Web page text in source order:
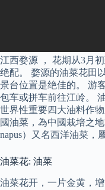
江西婺源 ， 花期从3月
绝配。 婺源的油菜花田
景台位置是绝佳的。 游
包车或拼车前往江岭。
世界性重要四大油料作物
國油菜，為中國栽培之
napus）又名西洋油菜，
油菜花: 油菜
油菜花开，一片金黄，